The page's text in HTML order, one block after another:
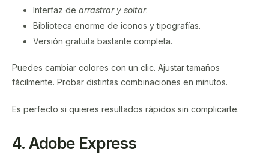
Interfaz de arrastrar y soltar.
Biblioteca enorme de iconos y tipografías.
Versión gratuita bastante completa.
Puedes cambiar colores con un clic. Ajustar tamaños
fácilmente. Probar distintas combinaciones en minutos.
Es perfecto si quieres resultados rápidos sin complicarte.
4. Adobe Express